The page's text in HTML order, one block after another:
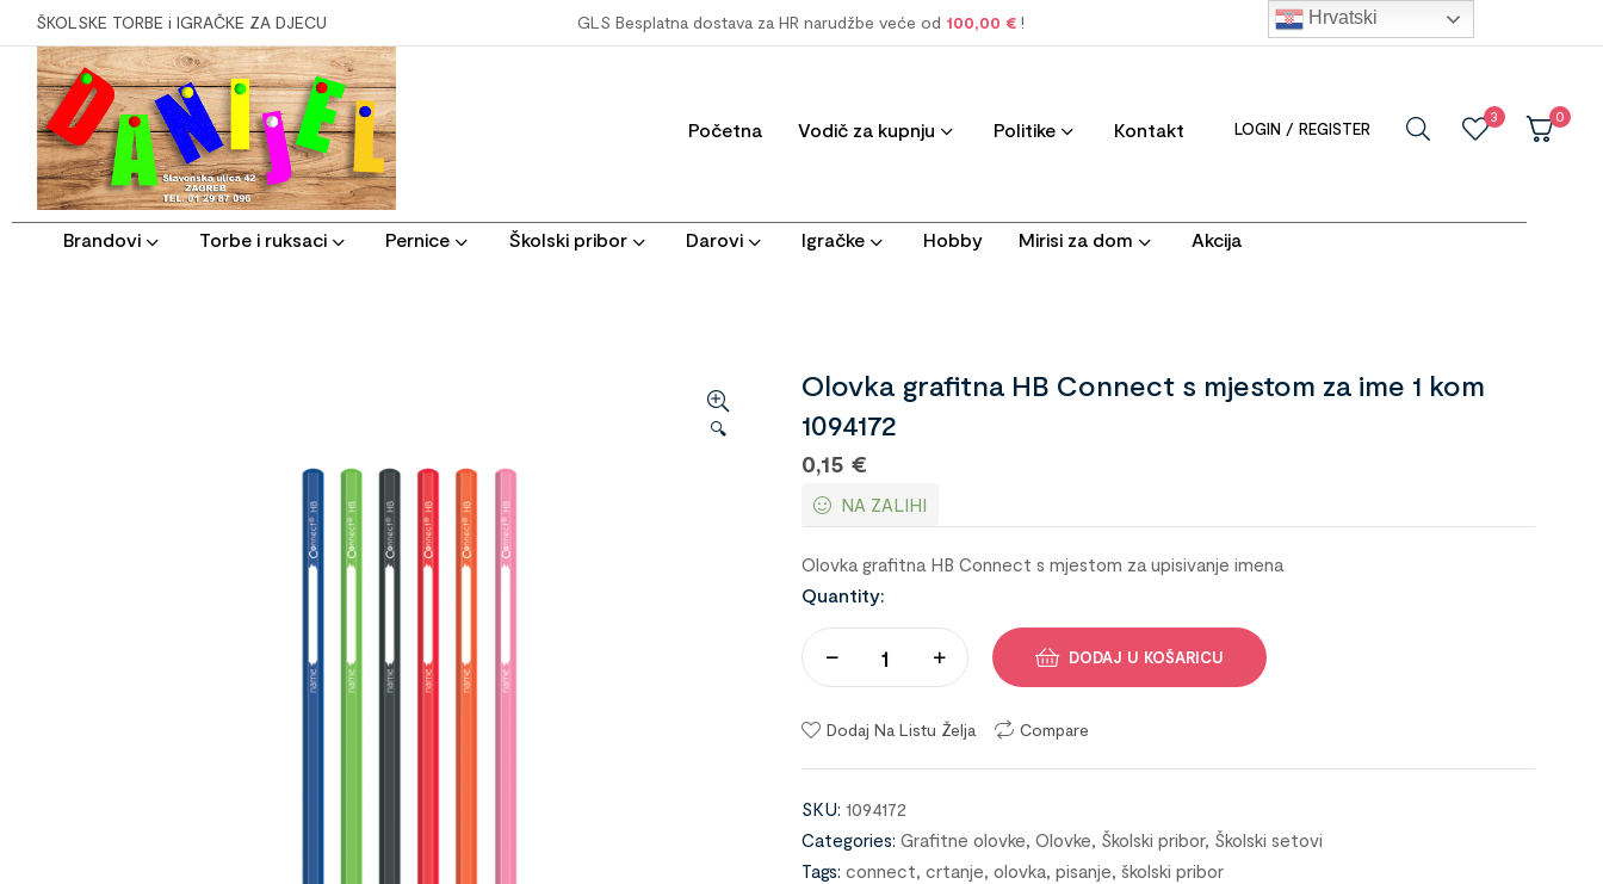
ŠKOLSKE TORBE i IGRAČKE ZA DJECU GLS Besplatna dostava za HR narudžbe veće od 100,00 € !
Početna Vodič za kupnju Politike Kontakt LOGIN / REGISTER
3 0
Brandovi Torbe i ruksaci Pernice Školski pribor Darovi Igračke Hobby Mirisi za dom Akcija
🔍
Olovka grafitna HB Connect s mjestom za ime 1 kom
1094172
0,15 €
NA ZALIHI
Olovka grafitna HB Connect s mjestom za upisivanje imena
Quantity:
DODAJ U KOŠARICU
Dodaj Na Listu Želja Compare
SKU: 1094172
Categories: Grafitne olovke, Olovke, Školski pribor, Školski setovi
Tags: connect, crtanje, olovka, pisanje, školski pribor
Hrvatski